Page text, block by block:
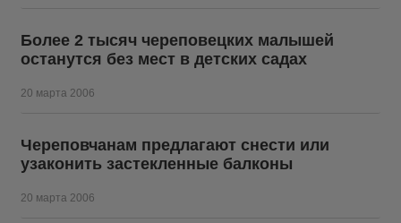
Более 2 тысяч череповецких малышей
останутся без мест в детских садах
20 марта 2006
Череповчанам предлагают снести или
узаконить застекленные балконы
20 марта 2006